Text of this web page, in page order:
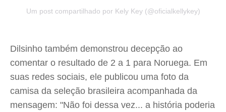
Um post compartilhado por Kely Key (@oficialkellykey)
Dilsinho também demonstrou decepção ao
comentar o resultado de 2 a 1 para Noruega. Em
suas redes sociais, ele publicou uma foto da
camisa da seleção brasileira acompanhada da
mensagem: "Não foi dessa vez... a história poderia